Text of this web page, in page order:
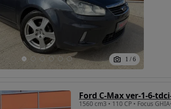
Eligibil pentru
finantare
1 / 6
Ford C-Max ver-1-6-
1560 cm3 • 110 CP • Focus